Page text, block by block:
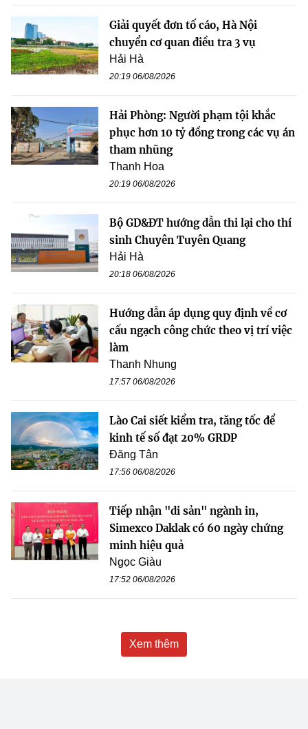
Giải quyết đơn tố cáo, Hà Nội
chuyển cơ quan điều tra 3 vụ
Hải Hà
20:19 06/08/2026
Hải Phòng: Người phạm tội khắc
phục hơn 10 tỷ đồng trong các vụ án
tham nhũng
Thanh Hoa
20:19 06/08/2026
Bộ GD&ĐT hướng dẫn thi lại cho thí
sinh Chuyên Tuyên Quang
Hải Hà
20:18 06/08/2026
Hướng dẫn áp dụng quy định về cơ
cấu ngạch công chức theo vị trí việc
làm
Thanh Nhung
17:57 06/08/2026
Lào Cai siết kiểm tra, tăng tốc để
kinh tế số đạt 20% GRDP
Đăng Tân
17:56 06/08/2026
Tiếp nhận "di sản" ngành in,
Simexco Daklak có 60 ngày chứng
minh hiệu quả
Ngọc Giàu
17:52 06/08/2026
Xem thêm